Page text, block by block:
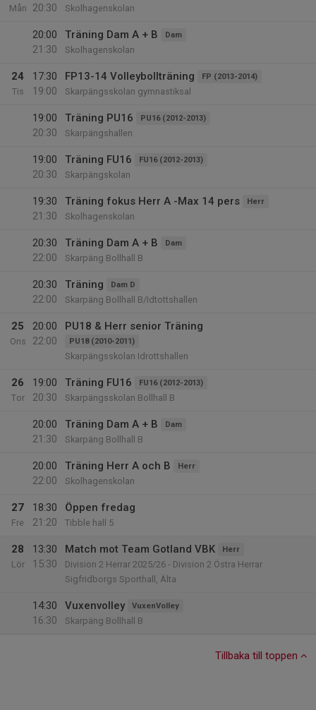
Mån
20:30
Skolhagenskolan
20:00
21:30
Träning Dam A + B Dam
Skolhagenskolan
24
Tis
17:30
19:00
FP13-14 Volleybollträning FP (2013-2014)
Skarpängsskolan gymnastiksal
19:00
20:30
Träning PU16 PU16 (2012-2013)
Skarpängshallen
19:00
20:30
Träning FU16 FU16 (2012-2013)
Skarpängskolan
19:30
21:30
Träning fokus Herr A -Max 14 pers Herr
Skolhagenskolan
20:30
22:00
Träning Dam A + B Dam
Skarpäng Bollhall B
20:30
22:00
Träning Dam D
Skarpäng Bollhall B/Idtottshallen
25
Ons
20:00
22:00
PU18 & Herr senior Träning
PU18 (2010-2011)
Skarpängsskolan Idrottshallen
26
Tor
19:00
20:30
Träning FU16 FU16 (2012-2013)
Skarpängsskolan Bollhall B
20:00
21:30
Träning Dam A + B Dam
Skarpäng Bollhall B
20:00
22:00
Träning Herr A och B Herr
Skolhagenskolan
27
Fre
18:30
21:20
Öppen fredag
Tibble hall 5
28
Lör
13:30
15:30
Match mot Team Gotland VBK Herr
Division 2 Herrar 2025/26 - Division 2 Östra Herrar
Sigfridborgs Sporthall, Älta
14:30
16:30
Vuxenvolley VuxenVolley
Skarpäng Bollhall B
Tillbaka till toppen